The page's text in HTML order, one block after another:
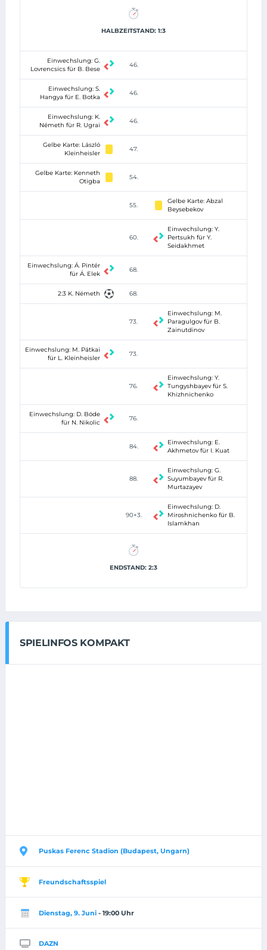
HALBZEITSTAND: 1:3
Einwechslung: G.
Lovrencsics für B. Bese
46.
Einwechslung: S.
Hangya für E. Botka
46.
Einwechslung: K.
Németh für R. Ugrai
46.
Gelbe Karte: László
Kleinheisler
47.
Gelbe Karte: Kenneth
Otigba
54.
55.
Gelbe Karte: Abzal
Beysebekov
60.
Einwechslung: Y.
Pertsukh für Y.
Seidakhmet
Einwechslung: Á. Pintér
für Á. Elek
68.
2:3 K. Németh 68.
73.
Einwechslung: M.
Paragulgov für B.
Zainutdinov
Einwechslung: M. Pátkai
für L. Kleinheisler
73.
76.
Einwechslung: Y.
Tungyshbayev für S.
Khizhnichenko
Einwechslung: D. Böde
für N. Nikolic
76.
84.
Einwechslung: E.
Akhmetov für I. Kuat
88.
Einwechslung: G.
Suyumbayev für R.
Murtazayev
90+3.
Einwechslung: D.
Miroshnichenko für B.
Islamkhan
ENDSTAND: 2:3
SPIELINFOS KOMPAKT
Puskas Ferenc Stadion (Budapest, Ungarn)
Freundschaftsspiel
Dienstag, 9. Juni - 19:00 Uhr
DAZN